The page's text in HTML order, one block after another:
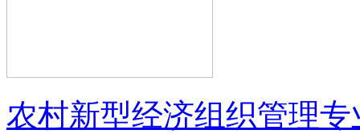
农村新型经济组织管理专